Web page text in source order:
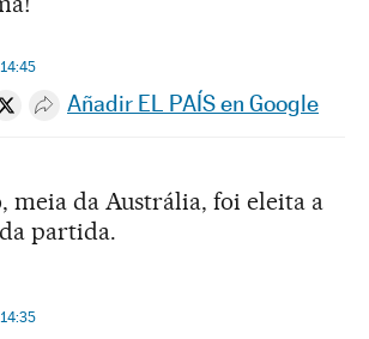
14:45
en Whatsapp
en Facebook
Compartir en Twitter
Desplegar Redes Sociales
Añadir EL PAÍS en Google
meia da Austrália, foi eleita a
partida.
14:35